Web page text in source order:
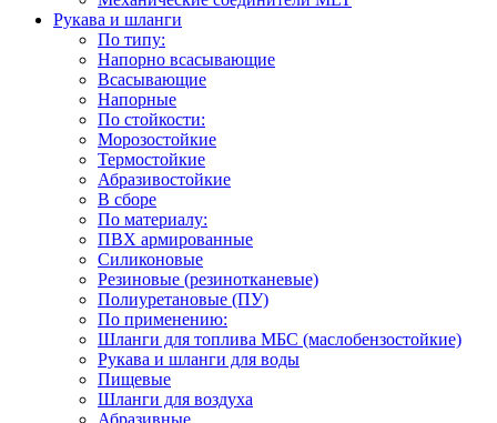
Рукава и шланги
По типу:
Напорно всасывающие
Всасывающие
Напорные
По стойкости:
Морозостойкие
Термостойкие
Абразивостойкие
В сборе
По материалу:
ПВХ армированные
Силиконовые
Резиновые (резинотканевые)
Полиуретановые (ПУ)
По применению:
Шланги для топлива МБС (маслобензостойкие)
Рукава и шланги для воды
Пищевые
Шланги для воздуха
Абразивные